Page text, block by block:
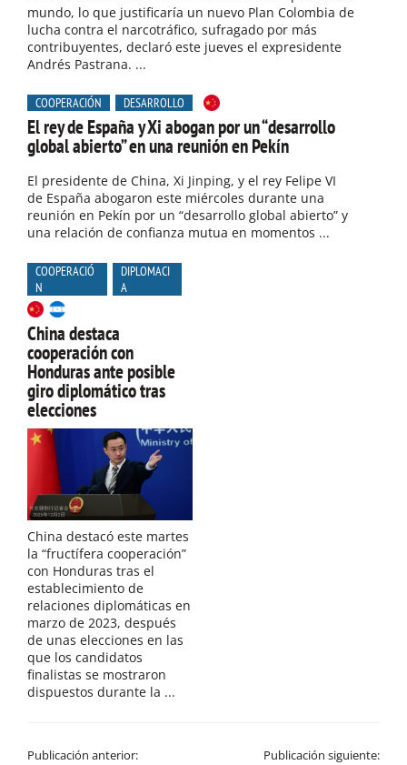
mundo, lo que justificaría un nuevo Plan Colombia de
lucha contra el narcotráfico, sufragado por más
contribuyentes, declaró este jueves el expresidente
Andrés Pastrana. ...
COOPERACIÓN DESARROLLO
El rey de España y Xi abogan por un “desarrollo
global abierto” en una reunión en Pekín
El presidente de China, Xi Jinping, y el rey Felipe VI
de España abogaron este miércoles durante una
reunión en Pekín por un “desarrollo global abierto” y
una relación de confianza mutua en momentos ...
COOPERACIÓ
N
DIPLOMACI
A
China destaca
cooperación con
Honduras ante posible
giro diplomático tras
elecciones
China destacó este martes
la “fructífera cooperación”
con Honduras tras el
establecimiento de
relaciones diplomáticas en
marzo de 2023, después
de unas elecciones en las
que los candidatos
finalistas se mostraron
dispuestos durante la ...
Publicación anterior: Publicación siguiente: